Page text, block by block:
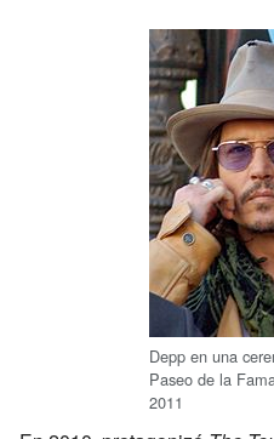
Depp en una
Paseo de la
2011